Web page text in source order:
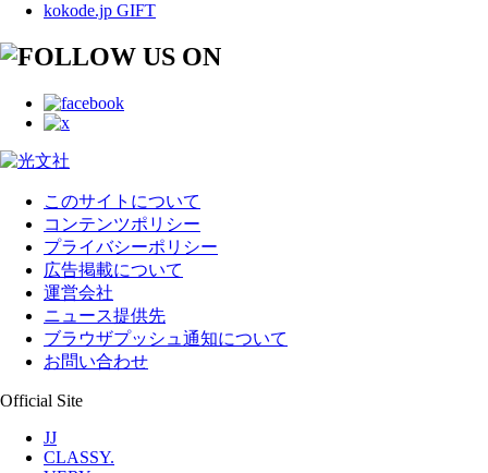
kokode.jp GIFT
このサイトについて
コンテンツポリシー
プライバシーポリシー
広告掲載について
運営会社
ニュース提供先
ブラウザプッシュ通知について
お問い合わせ
Official Site
JJ
CLASSY.